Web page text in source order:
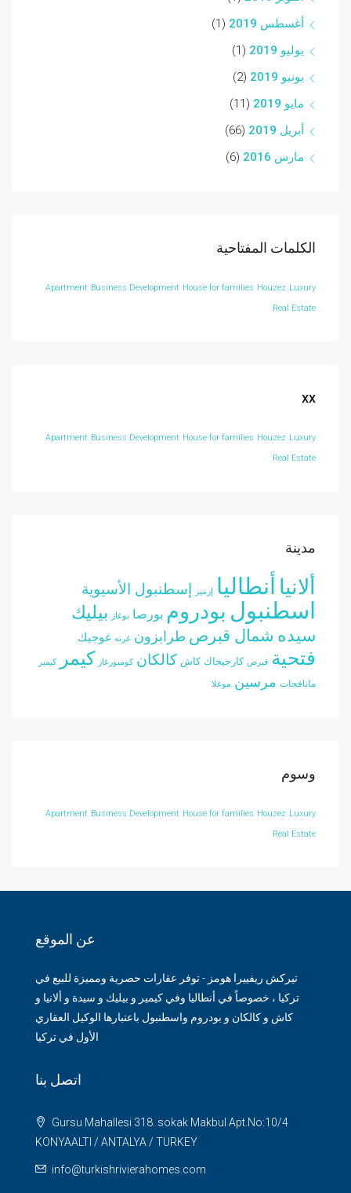
أغسطس 2019
(1)
يوليو 2019
(1)
يونيو 2019
(2)
مايو 2019
(11)
أبريل 2019
(66)
مارس 2016
(6)
الكلمات المفتاحية
Apartment Business Development House for families Houzez Luxury
Real Estate
xx
Apartment Business Development House for families Houzez Luxury
Real Estate
مدينة
ألانيا أنطاليا إزمير إسطنبول الأسيوية
اسطنبول بودروم بورصا بوغاز بيليك
سيده شمال قبرص طرابزون غرنه غوجيك
فتحية قبرص كارجيجاك كاش كالكان كومبورغاز كيمر كيمير
مانافجات مرسين موغلا
وسوم
Apartment Business Development House for families Houzez Luxury
Real Estate
عن الموقع
تيركش ريفييرا هومز - توفر عقارات حصرية ومميزة للبيع في
تركيا ، خصوصاً في أنطاليا وفي كيمير و بيليك و سيدة و ألانيا و
كاش و كالكان و بودروم واسطنبول باعتبارها الوكيل العقاري
الأول في تركيا
اتصل بنا
Gursu Mahallesi 318. sokak Makbul Apt.No:10/4
KONYAALTI / ANTALYA / TURKEY
info@turkishrivierahomes.com